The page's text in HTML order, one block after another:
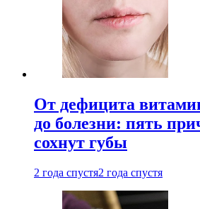
От дефицита
до болезни: пять
сохнут губы
2 года спустя2 года спустя